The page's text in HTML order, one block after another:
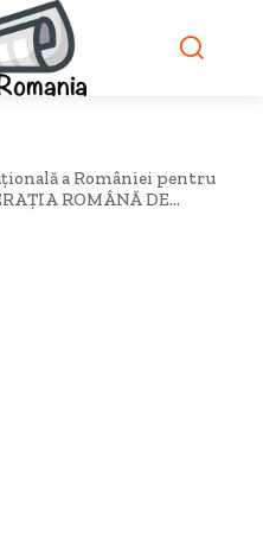
a României pentru
ROMÂNĂ DE...